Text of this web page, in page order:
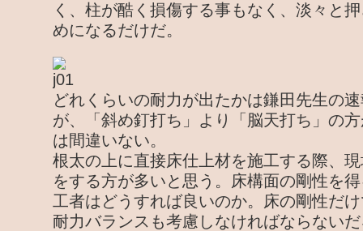
く、柱が酷く損傷する事もなく、淡々と
めになるだけだ。
どれくらいの耐力が出たかは鎌田先生の
が、「斜め釘打ち」より「脳天打ち」の
は間違いない。
根太の上に直接床仕上材を施工する際、
をする方が多いと思う。床構面の剛性を
工者はどうすれば良いのか。床の剛性だ
耐力バランスも考慮しなければならない